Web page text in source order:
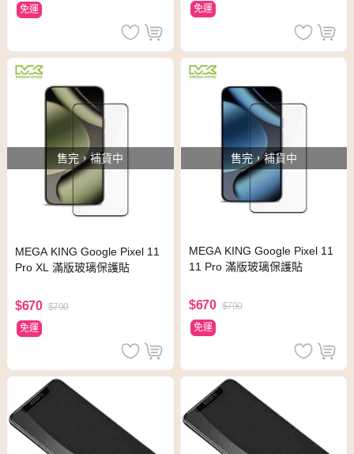
免運
免運
售完，補貨中
MEGA KING Google Pixel 11
Pro XL 滿版玻璃保護貼
$670 $790
免運
售完，補貨中
MEGA KING Google Pixel 11
11 Pro 滿版玻璃保護貼
$670 $790
免運